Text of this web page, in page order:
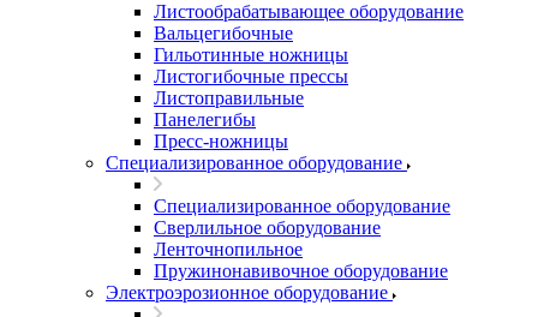
Листообрабатывающее оборудование
Вальцегибочные
Гильотинные ножницы
Листогибочные прессы
Листоправильные
Панелегибы
Пресс-ножницы
Специализированное оборудование
Специализированное оборудование
Сверлильное оборудование
Ленточнопильное
Пружинонавивочное оборудование
Электроэрозионное оборудование